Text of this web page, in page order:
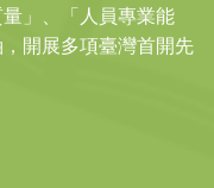
」、「人員專業能
開展多項臺灣首開先